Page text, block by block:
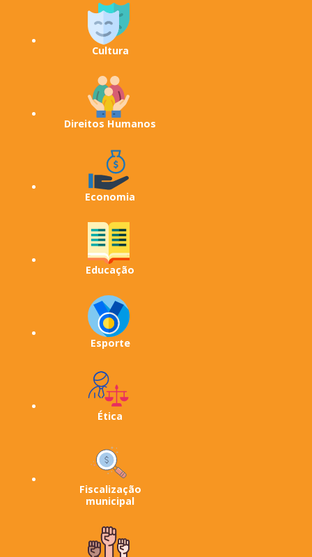
Cultura
Direitos Humanos
Economia
Educação
Esporte
Ética
Fiscalização
municipal